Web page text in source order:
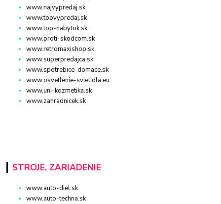
www.najvypredaj.sk
www.topvypredaj.sk
www.top-nabytok.sk
www.proti-skodcom.sk
www.retromaxishop.sk
www.superpredajca.sk
www.spotrebice-domace.sk
www.osvetlenie-svietidla.eu
www.uni-kozmetika.sk
www.zahradnicek.sk
STROJE, ZARIADENIE
www.auto-diel.sk
www.auto-techna.sk